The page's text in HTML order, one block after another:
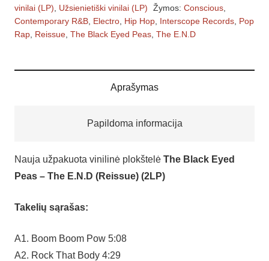
vinilai (LP)
Užsienietiški vinilai (LP) Žymos: Conscious,
Contemporary R&B Electro Hip Hop Interscope Records Pop
Rap Reissue The Black Eyed Peas The E.N.D
Aprašymas
Papildoma informacija
Nauja užpakuota vinilinė plokštelė The Black Eyed
Peas – The E.N.D (Reissue) (2LP)
Takelių sąrašas:
A1. Boom Boom Pow 5:08
A2. Rock That Body 4:29